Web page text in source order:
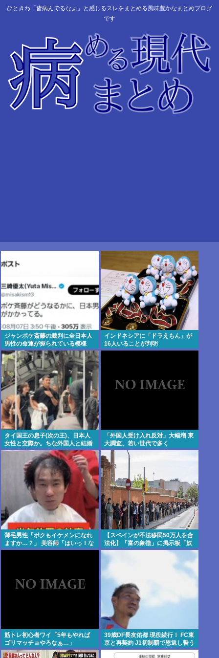
ひときわ「皆病んでるなぁ」と感じるスレをまとめる風味豊かなまとめブログ
です
ジャンポケ斎藤の裁判に全日本人
男性の命運が握られている模様
インドネシアに「ドラえもん」が
16人いることが判明
タイ国王の息子(次の王)、日本人
女性と交際か。ちな外国人と結婚
すれば継承権剥奪
「外国人受け入れ反対」大幅増 東
大調査、若い世代で多く
薄毛男性「ボクもイケメンになれ
ますか…？」 美容師「はいっ！な
れますよ 」
【スペインが不法移民50万人を合
法化】「富の象徴」に掲示板「奴
隷制の誕生かよ」
筋トレ初心者ワイ「5年もやれば
ゴリマッチョやろなぁ…」
39歳DF長友佑都 現役続行！ FC東
京と再契約 J1初制覇で恩返し誓う
今日ホーム町田戦で正式表明